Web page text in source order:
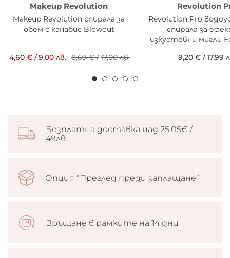
Makeup Revolution
Makeup Revolution спирала за
обем с канабис Blowout
4,60 €/9,00 лв. 8,69 €/17,00 лв.
Revolution
Revolution Pro
спирала за
изкустевни мигли
9,20 €/17,99
Безплатна доставка над 25.05€ /
49лв.
Опция “Преглед преди заплащане”
Връщане в рамките на 14 дни